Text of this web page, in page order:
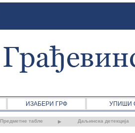
ИЗАБЕРИ ГРФ УПИШИ
Предметне табле Даљинска детекција